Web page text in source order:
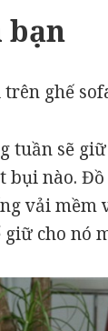
bạn
ghế
sẽ
nào.
vải
cho nó